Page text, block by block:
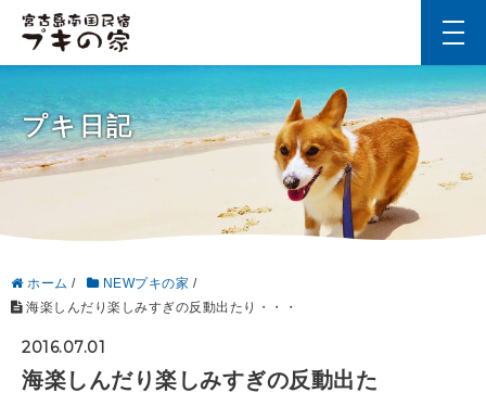
プキ日記
ホーム / NEWプキの家 /
海楽しんだり楽しみすぎの反動出たり・・・
2016.07.01
海楽しんだり楽しみすぎの反動出た
t
o
g
g
l
v
a